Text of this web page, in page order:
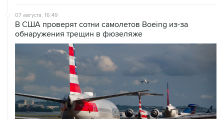
07 августа, 16:49
В США проверят сотни самолетов Boeing из-за
обнаружения трещин в фюзеляже